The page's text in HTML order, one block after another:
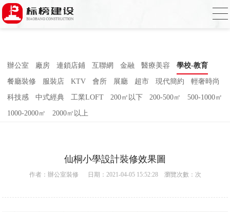
合欢视频下载,合欢视频污污污,合欢视频
APP下载汅,合欢视频免费在线观看
辦公室 廠房 連鎖店鋪 互聯網 金融 醫療美容 學校-教育
餐廳裝修 服裝店 KTV 會所 展廳 超市 現代簡約 輕奢時尚
科技感 中式經典 工業LOFT 200㎡以下 200-500㎡ 500-1000㎡
1000-2000㎡ 2000㎡以上
仙桐小學設計裝修效果圖
作者： 辦公室裝修 日期：2021-04-05 15:52:28 瀏覽次數： 次